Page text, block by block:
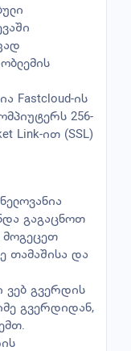
Fastcloud-ის
256-
Link-ით (SSL)
გაგაცნოთ
თამაშისა და
ვებ გვერდის
გვერდიდან,